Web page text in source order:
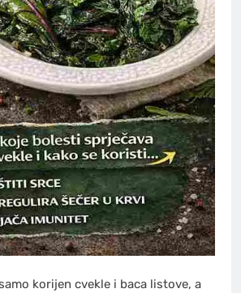
korijen cvekle i baca listove, a